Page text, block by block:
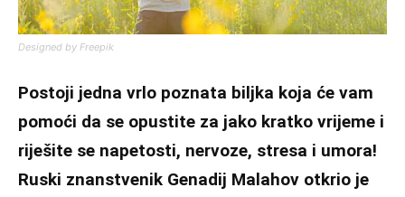
Designed by Freepik
Postoji jedna vrlo poznata biljka koja će vam
pomoći da se opustite za jako kratko vrijeme i
riješite se napetosti, nervoze, stresa i umora!
Ruski znanstvenik Genadij Malahov otkrio je